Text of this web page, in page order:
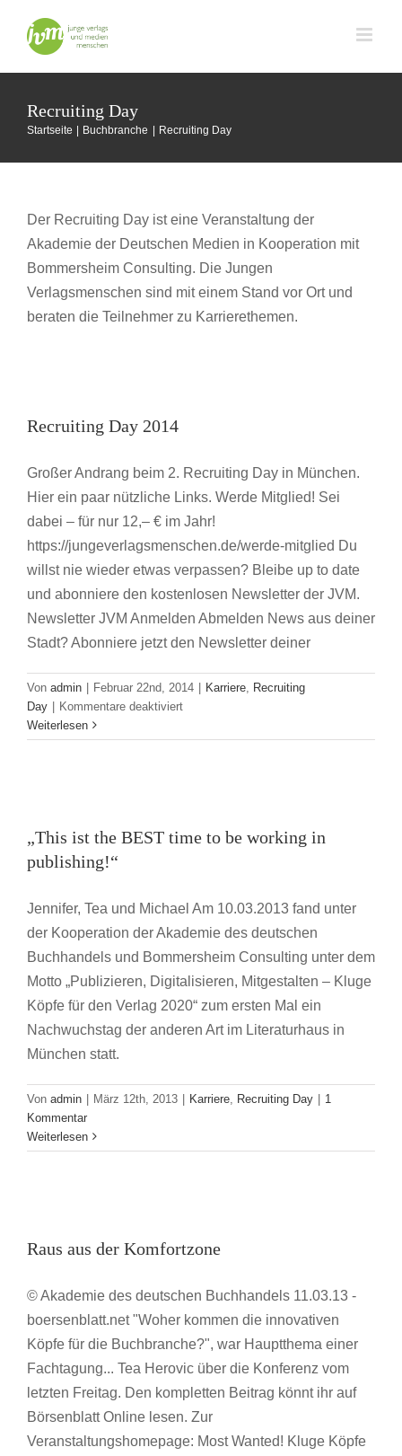
Inhalt
springen
Recruiting Day
Startseite Buchbranche Recruiting Day
Der Recruiting Day ist eine Veranstaltung der
Akademie der Deutschen Medien in Kooperation mit
Bommersheim Consulting. Die Jungen
Verlagsmenschen sind mit einem Stand vor Ort und
beraten die Teilnehmer zu Karrierethemen.
Karriere
Recruiting Day 2014
Großer Andrang beim 2. Recruiting Day in München.
Hier ein paar nützliche Links. Werde Mitglied! Sei
dabei – für nur 12,– € im Jahr!
https://jungeverlagsmenschen.de/werde-mitglied Du
willst nie wieder etwas verpassen? Bleibe up to date
und abonniere den kostenlosen Newsletter der JVM.
Newsletter JVM Anmelden Abmelden News aus deiner
Stadt? Abonniere jetzt den Newsletter deiner
Von admin | Februar 22nd, 2014 | Karriere Recruiting
Day | Kommentare deaktiviertfür
Day
Weiterlesen
„This ist the BEST time to be working in
publishing!“
Jennifer, Tea und Michael Am 10.03.2013 fand unter
der Kooperation der Akademie des deutschen
Buchhandels und Bommersheim Consulting unter dem
Motto „Publizieren, Digitalisieren, Mitgestalten – Kluge
Köpfe für den Verlag 2020“ zum ersten Mal ein
Nachwuchstag der anderen Art im Literaturhaus in
München statt.
Von admin | März 12th, 2013 | Karriere Recruiting Day | 1
Kommentar
Weiterlesen
Karriere Recruiting Day
Raus aus der Komfortzone
© Akademie des deutschen Buchhandels 11.03.13 -
boersenblatt.net "Woher kommen die innovativen
Köpfe für die Buchbranche?", war Hauptthema einer
Fachtagung... Tea Herovic über die Konferenz vom
letzten Freitag. Den kompletten Beitrag könnt ihr auf
Börsenblatt Online lesen. Zur
Veranstaltungshomepage: Most Wanted! Kluge Köpfe